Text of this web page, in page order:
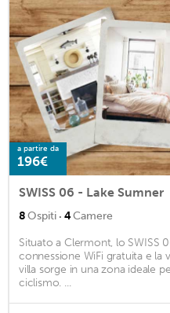
a partire da
196€
SWISS 06 - Lake Sumner
8Ospiti · 4Camere
Situato a Clermont, lo SWISS
connessione WiFi gratuita e la
villa sorge in una zona ideale
ciclismo. ...